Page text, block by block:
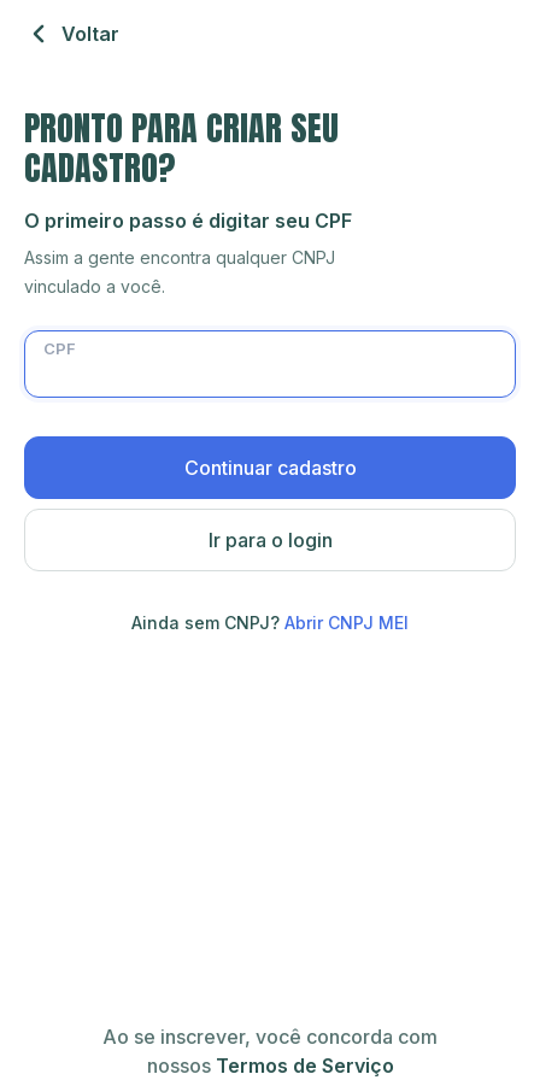
Voltar
PRONTO PARA CRIAR SEU
CADASTRO?
O primeiro passo é digitar seu CPF
Assim a gente encontra qualquer CNPJ
vinculado a você.
CPF
Continuar cadastro
Ir para o login
Ainda sem CNPJ? Abrir CNPJ MEI
Ao se inscrever, você concorda com
nossos Termos de Serviço